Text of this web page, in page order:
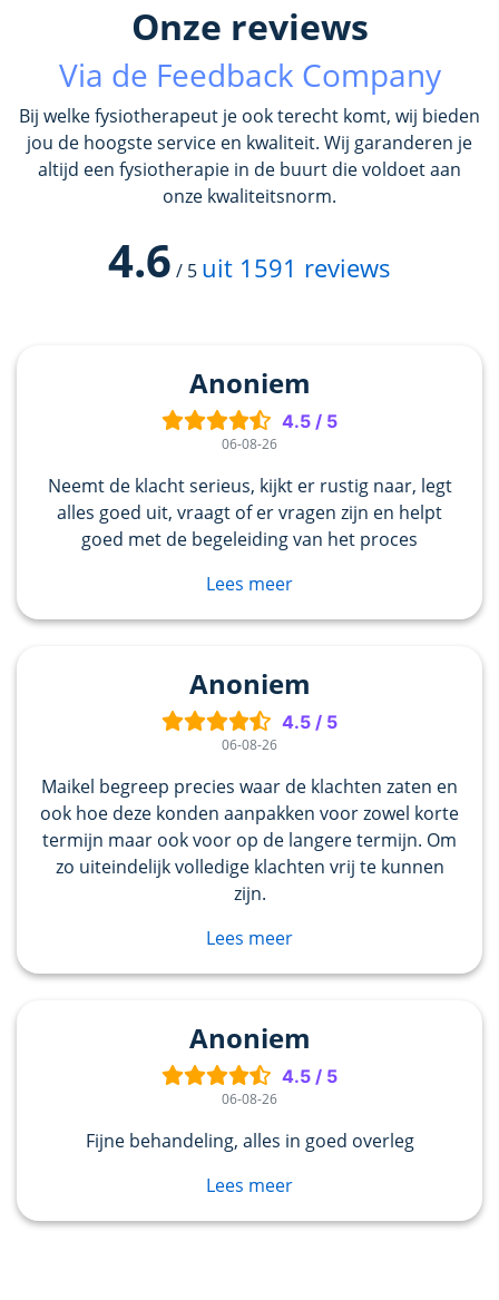
Onze reviews
Via de Feedback Company
Bij welke fysiotherapeut je ook terecht komt, wij bieden
jou de hoogste service en kwaliteit. Wij garanderen je
altijd een fysiotherapie in de buurt die voldoet aan
onze kwaliteitsnorm.
4.6 / 5 uit 1591 reviews
Anoniem
4.5/ 5
06-08-26
Neemt de klacht serieus, kijkt er rustig naar, legt
alles goed uit, vraagt of er vragen zijn en helpt
goed met de begeleiding van het proces
Lees meer
Anoniem
4.5/ 5
06-08-26
Maikel begreep precies waar de klachten zaten en
ook hoe deze konden aanpakken voor zowel korte
termijn maar ook voor op de langere termijn. Om
zo uiteindelijk volledige klachten vrij te kunnen
zijn.
Lees meer
Anoniem
4.5/ 5
06-08-26
Fijne behandeling, alles in goed overleg
Lees meer